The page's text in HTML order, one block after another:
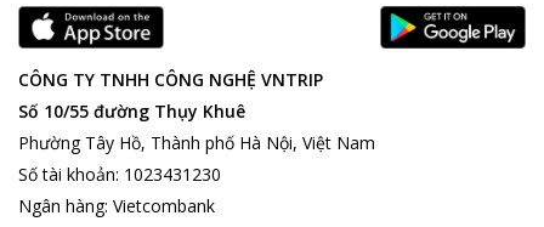
CÔNG TY TNHH CÔNG NGHỆ VNTRIP
Số 10/55 đường Thụy Khuê
Phường Tây Hồ, Thành phố Hà Nội, Việt Nam
Số tài khoản: 1023431230
Ngân hàng: Vietcombank